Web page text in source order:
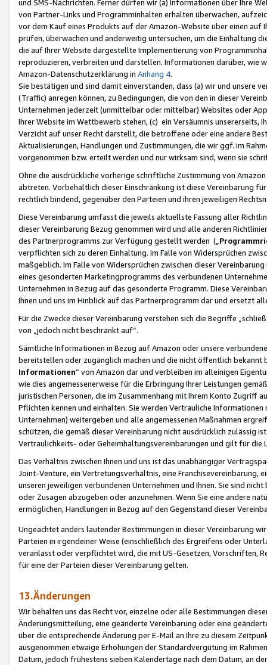
und SMS-Nachrichten. Ferner dürfen wir (a) Informationen über Ihre
von Partner-Links und Programminhalten erhalten überwachen,
vor dem Kauf eines Produkts auf der Amazon-Website über einen
prüfen, überwachen und anderweitig untersuchen, um die Einhaltung
die auf Ihrer Website dargestellte Implementierung von
reproduzieren, verbreiten und darstellen. Informationen darüber, wie
Amazon-Datenschutzerklärung in Anhang 4.
Sie bestätigen und sind damit einverstanden, dass (a) wir und
(Traffic) anregen können, zu Bedingungen, die von den in dieser
Unternehmen jederzeit (unmittelbar oder mittelbar) Websites oder
Ihrer Website im Wettbewerb stehen, (c) ein Versäumnis unsererseits,
Verzicht auf unser Recht darstellt, die betroffene oder eine andere
Aktualisierungen, Handlungen und Zustimmungen, die wir ggf. im
vorgenommen bzw. erteilt werden und nur wirksam sind, wenn sie
Ohne die ausdrückliche vorherige schriftliche Zustimmung von
abtreten. Vorbehaltlich dieser Einschränkung ist diese Vereinbarung
rechtlich bindend, gegenüber den Parteien und ihren jeweiligen
Diese Vereinbarung umfasst die jeweils aktuellste Fassung aller
dieser Vereinbarung Bezug genommen wird und alle anderen
des Partnerprogramms zur Verfügung gestellt werden („
verpflichten sich zu deren Einhaltung. Im Falle von Widersprüchen
maßgeblich. Im Falle von Widersprüchen zwischen dieser
eines gesonderten Marketingprogramms des verbundenen
Unternehmen in Bezug auf das gesonderte Programm. Diese
Ihnen und uns im Hinblick auf das Partnerprogramm dar und ersetzt
Für die Zwecke dieser Vereinbarung verstehen sich die Begriffe
von „jedoch nicht beschränkt auf“.
Sämtliche Informationen in Bezug auf Amazon oder unsere
bereitstellen oder zugänglich machen und die nicht öffentlich
Informationen“ von Amazon dar und verbleiben im alleinigen
wie dies angemessenerweise für die Erbringung Ihrer Leistungen
juristischen Personen, die im Zusammenhang mit Ihrem Konto
Pflichten kennen und einhalten. Sie werden Vertrauliche
Unternehmen) weitergeben und alle angemessenen Maßnahmen
schützen, die gemäß dieser Vereinbarung nicht ausdrücklich zulässig
Vertraulichkeits- oder Geheimhaltungsvereinbarungen und gilt für die
Das Verhältnis zwischen Ihnen und uns ist das unabhängiger
Joint-Venture, ein Vertretungsverhältnis, eine Franchisevereinbarung,
unseren jeweiligen verbundenen Unternehmen und Ihnen. Sie sind
oder Zusagen abzugeben oder anzunehmen. Wenn Sie eine andere
ermöglichen, Handlungen in Bezug auf den Gegenstand dieser
Ungeachtet anders lautender Bestimmungen in dieser Vereinbarung
Parteien in irgendeiner Weise (einschließlich des Ergreifens oder
veranlasst oder verpflichtet wird, die mit US-Gesetzen, Vorschriften,
für eine der Parteien dieser Vereinbarung gelten.
13.Änderungen
Wir behalten uns das Recht vor, einzelne oder alle Bestimmungen
Änderungsmitteilung, eine geänderte Vereinbarung oder eine
über die entsprechende Änderung per E-Mail an Ihre zu diesem
ausgenommen etwaige Erhöhungen der Standardvergütung im
Datum, jedoch frühestens sieben Kalendertage nach dem Datum, an